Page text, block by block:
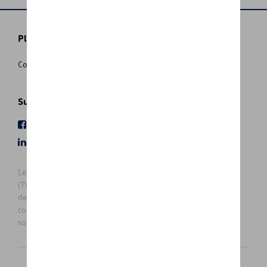
Plus d'informations
Conditions de vente
Suivez nous
Les prix affichés sur le présent site sont des prix recommandés
(TVAc), hors éventuels frais de montage. Pour connaitre le prix
de vente actuel et les éventuels frais de montage, veuillez
contacter votre concessionnaire/agent. Les prix recommandés
sont sujets à des changements sans préavis.